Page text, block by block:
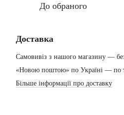
До обраного
Доставка
Самовивіз з нашого магазину —
«Новою поштою» по Україні — по
Більше інформації про доставку